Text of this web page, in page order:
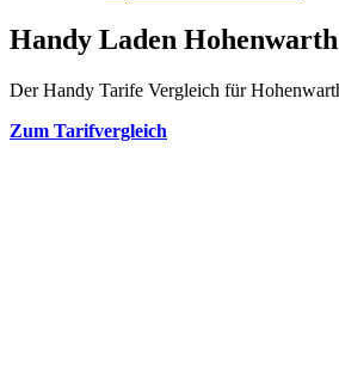
Handy Laden Hohenwarth
Der Handy Tarife Vergleich für
Zum Tarifvergleich